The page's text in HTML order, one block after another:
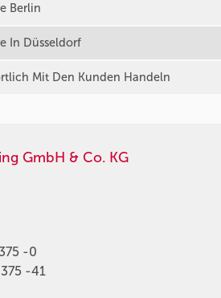
Berlin
In Düsseldorf
Mit Den Kunden Handeln
GmbH & Co. KG
-0
-41